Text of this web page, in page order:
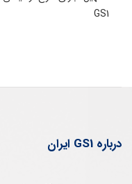
GS1
درباره GS1 ایران